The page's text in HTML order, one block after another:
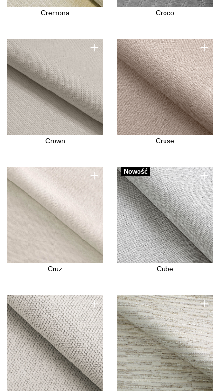
Cremona Croco
+
Crown
+
Cruse
+
Cruz
+
Nowość
Cube
+ +